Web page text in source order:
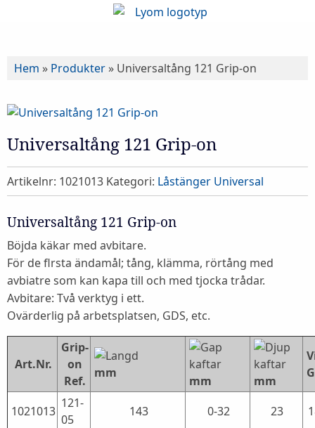
Hem » Produkter » Universaltång 121 Grip-on
Universaltång 121 Grip-on
Artikelnr: 1021013 Kategori: Låstänger Universal
Universaltång 121 Grip-on
Böjda käkar med avbitare.
För de flrsta ändamål; tång, klämma, rörtång med
avbiatre som kan kapa till och med tjocka trådar.
Avbitare: Två verktyg i ett.
Ovärderlig på arbetsplatsen, GDS, etc.
Art.Nr.
Grip-
on
Ref.
mm
mm mm
1021013
121-
05
143 0-32 23